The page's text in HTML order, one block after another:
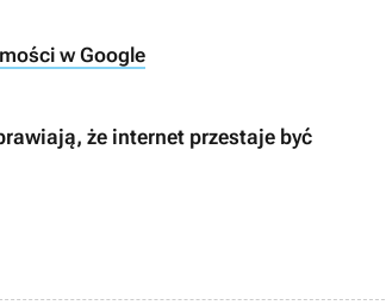
w Google
że internet przestaje być